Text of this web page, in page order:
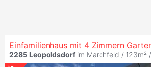
2285 Leopoldsdorf im Marchfeld / 123m² /